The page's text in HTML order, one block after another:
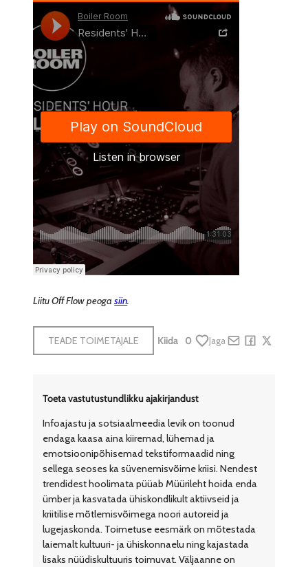
Liitu Off Flow peogasiin.
TEADE TOIMETAJALE Kiida 0 Jaga
Toeta vastutustundlikku ajakirjandust
Infoajastu ja sotsiaalmeedia levik on toonud
endaga kaasa aina kiiremad, lühemad ja
emotsioonipõhisemad tekstiformaadid ning
sellega seoses ka süvenemisvõime kriisi. Nendest
trendidest hoolimata püüab Müürileht hoida enda
ümber ja kasvatada ühiskondlikult aktiivseid ja
kriitilise mõtlemisvõimega noori autoreid ja
lugejaskonda. Toimetuse eesmärk on mõtestada
laiemalt kultuuri- ja ühiskonnaelu ning kajastada
lisaks nüüdiskultuuris toimuvat. Väljaanne on